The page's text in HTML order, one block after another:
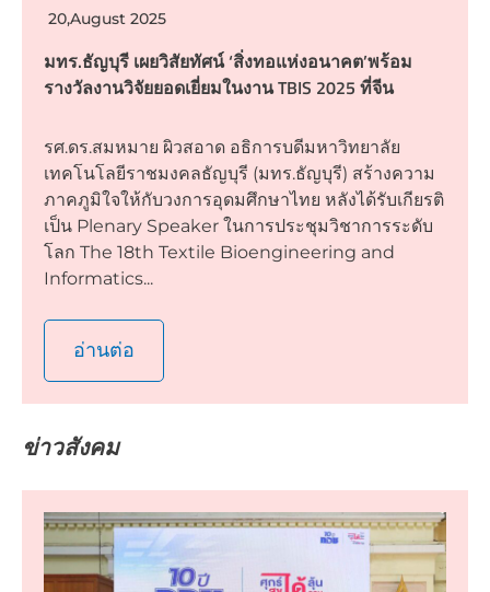
20,August 2025
มทร.ธัญบุรี เผยวิสัยทัศน์ ‘สิ่งทอแห่งอนาคต’พร้อม
รางวัลงานวิจัยยอดเยี่ยมในงาน TBIS 2025 ที่จีน
รศ.ดร.สมหมาย ผิวสอาด อธิการบดีมหาวิทยาลัย
เทคโนโลยีราชมงคลธัญบุรี (มทร.ธัญบุรี) สร้างความ
ภาคภูมิใจให้กับวงการอุดมศึกษาไทย หลังได้รับเกียรติ
เป็น Plenary Speaker ในการประชุมวิชาการระดับ
โลก The 18th Textile Bioengineering and
Informatics...
อ่านต่อ
ข่าวสังคม